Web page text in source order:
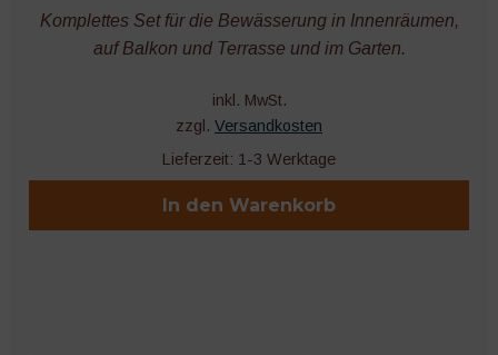
Komplettes Set für die Bewässerung in Innenräumen,
auf Balkon und Terrasse und im Garten.
inkl. MwSt.
zzgl. Versandkosten
Lieferzeit: 1-3 Werktage
In den Warenkorb